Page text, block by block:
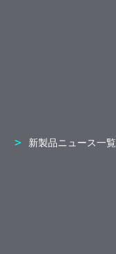
新製品ニュース一覧